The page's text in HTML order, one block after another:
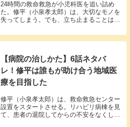
24時間の救命救急が小児科医を追い詰め
た。修平（小泉孝太郎）は、大切なモノを
失ってしまう。でも、立ち止まることは出
【病院の治しかた】6話ネタバ
レ！修平は誰もが助け合う地域医
療を目指した
修平（小泉孝太郎）は、救命救急センター
設置をスタートさせる。リハビリ病棟を見
て、患者の退院してからの不安をなくした